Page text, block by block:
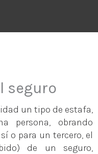
seguro
un tipo de estafa,
persona, obrando
o para un tercero, el
de un seguro,